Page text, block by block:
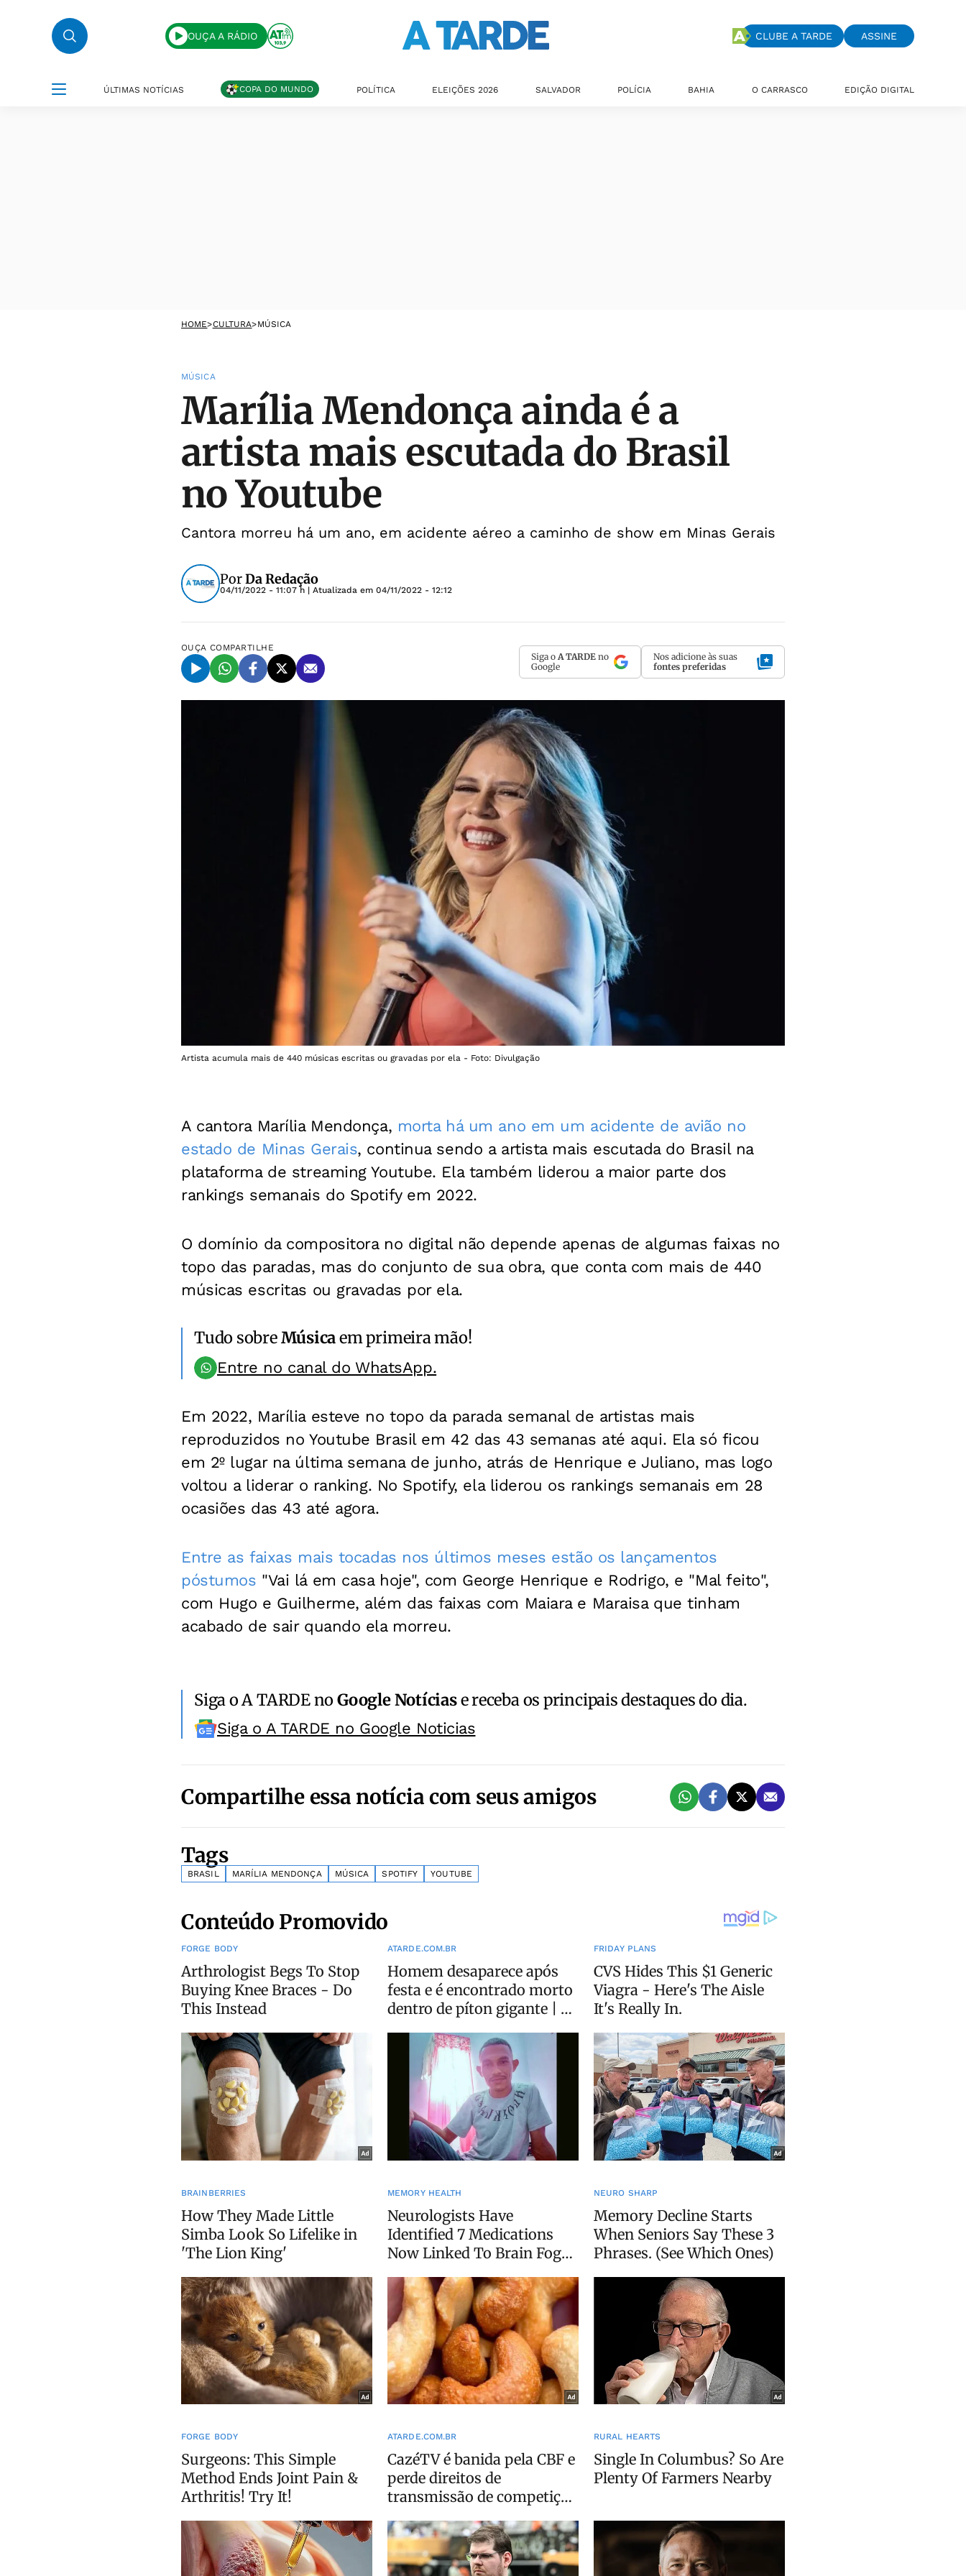
OUÇA A RÁDIO CLUBE A TARDE ASSINE
ÚLTIMAS NOTÍCIAS COPA DO MUNDO POLÍTICA ELEIÇÕES 2026 SALVADOR POLÍCIA BAHIA O CARRASCO EDIÇÃO DIGITAL
HOME>CULTURA>MÚSICA
MÚSICA
Marília Mendonça ainda é a
artista mais escutada do Brasil
no Youtube
Cantora morreu há um ano, em acidente aéreo a caminho de show em Minas Gerais
PorDa Redação
04/11/2022 - 11:07 h | Atualizada em 04/11/2022 - 12:12
OUÇA COMPARTILHE
Siga o A TARDE no
Google
Nos adicione às suas
fontes preferidas
Artista acumula mais de 440 músicas escritas ou gravadas por ela - Foto: Divulgação
A cantora Marília Mendonça, morta há um ano em um acidente de avião no
estado de Minas Gerais, continua sendo a artista mais escutada do Brasil na
plataforma de streaming Youtube. Ela também liderou a maior parte dos
rankings semanais do Spotify em 2022.
O domínio da compositora no digital não depende apenas de algumas faixas no
topo das paradas, mas do conjunto de sua obra, que conta com mais de 440
músicas escritas ou gravadas por ela.
Tudo sobreMúsicaem primeira mão!
Entre no canal do WhatsApp.
Em 2022, Marília esteve no topo da parada semanal de artistas mais
reproduzidos no Youtube Brasil em 42 das 43 semanas até aqui. Ela só ficou
em 2º lugar na última semana de junho, atrás de Henrique e Juliano, mas logo
voltou a liderar o ranking. No Spotify, ela liderou os rankings semanais em 28
ocasiões das 43 até agora.
Entre as faixas mais tocadas nos últimos meses estão os lançamentos
póstumos "Vai lá em casa hoje", com George Henrique e Rodrigo, e "Mal feito",
com Hugo e Guilherme, além das faixas com Maiara e Maraisa que tinham
acabado de sair quando ela morreu.
Siga o A TARDE noGoogle Notíciase receba os principais destaques do dia.
Siga o A TARDE no Google Noticias
Compartilhe essa notícia com seus amigos
Tags
BRASIL MARÍLIA MENDONÇA MÚSICA SPOTIFY YOUTUBE